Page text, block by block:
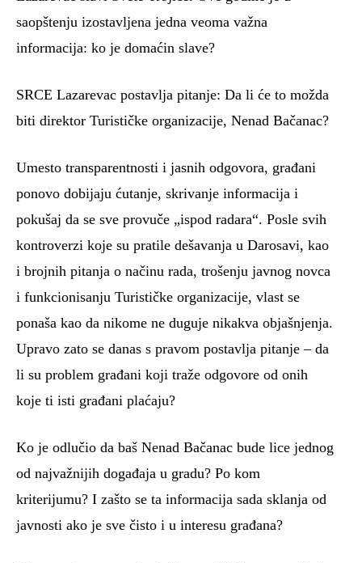
saopštenju izostavljena jedna veoma važna
informacija: ko je domaćin slave?
SRCE Lazarevac postavlja pitanje: Da li će to možda
biti direktor Turističke organizacije, Nenad Bačanac?
Umesto transparentnosti i jasnih odgovora, građani
ponovo dobijaju ćutanje, skrivanje informacija i
pokušaj da se sve provuče „ispod radara“. Posle svih
kontroverzi koje su pratile dešavanja u Darosavi, kao
i brojnih pitanja o načinu rada, trošenju javnog novca
i funkcionisanju Turističke organizacije, vlast se
ponaša kao da nikome ne duguje nikakva objašnjenja.
Upravo zato se danas s pravom postavlja pitanje – da
li su problem građani koji traže odgovore od onih
koje ti isti građani plaćaju?
Ko je odlučio da baš Nenad Bačanac bude lice jednog
od najvažnijih događaja u gradu? Po kom
kriterijumu? I zašto se ta informacija sada sklanja od
javnosti ako je sve čisto i u interesu građana?